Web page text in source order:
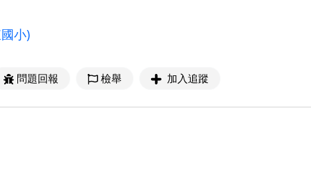
小)
問題回報 檢舉 加入追蹤